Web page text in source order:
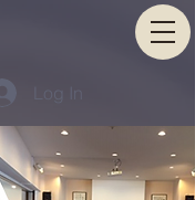
Log In